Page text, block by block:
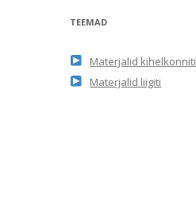
iTEEMAD
Materjalid kihelkonniti
Materjalid liigiti